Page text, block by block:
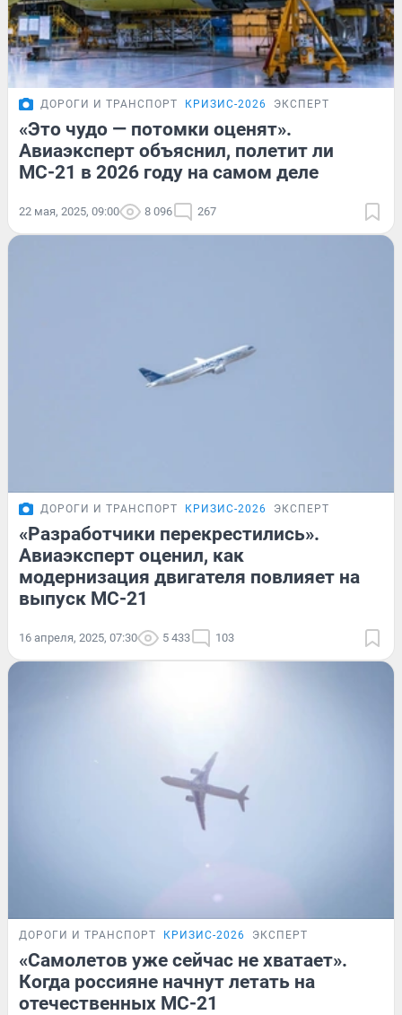
ДОРОГИ И ТРАНСПОРТ КРИЗИС-2026 ЭКСПЕРТ
«Это чудо — потомки оценят».
Авиаэксперт объяснил, полетит ли
МС-21 в 2026 году на самом деле
22 мая, 2025, 09:00 8 096 267
ДОРОГИ И ТРАНСПОРТ КРИЗИС-2026 ЭКСПЕРТ
«Разработчики перекрестились».
Авиаэксперт оценил, как
модернизация двигателя повлияет на
выпуск МС-21
16 апреля, 2025, 07:30 5 433 103
ДОРОГИ И ТРАНСПОРТ КРИЗИС-2026 ЭКСПЕРТ
«Самолетов уже сейчас не хватает».
Когда россияне начнут летать на
отечественных МС-21